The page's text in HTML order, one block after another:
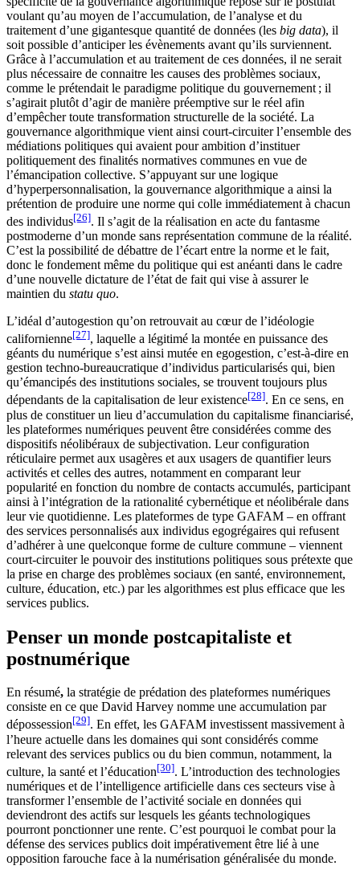
voulant qu’au moyen de l’accumulation, de l’analyse et du
traitement d’une gigantesque quantité de données (les big data), il
soit possible d’anticiper les évènements avant qu’ils surviennent.
Grâce à l’accumulation et au traitement de ces données, il ne serait
plus nécessaire de connaitre les causes des problèmes sociaux,
comme le prétendait le paradigme politique du gouvernement ; il
s’agirait plutôt d’agir de manière préemptive sur le réel afin
d’empêcher toute transformation structurelle de la société. La
gouvernance algorithmique vient ainsi court-circuiter l’ensemble des
médiations politiques qui avaient pour ambition d’instituer
politiquement des finalités normatives communes en vue de
l’émancipation collective. S’appuyant sur une logique
d’hyperpersonnalisation, la gouvernance algorithmique a ainsi la
prétention de produire une norme qui colle immédiatement à chacun
des individus[26]. Il s’agit de la réalisation en acte du fantasme
postmoderne d’un monde sans représentation commune de la réalité.
C’est la possibilité de débattre de l’écart entre la norme et le fait,
donc le fondement même du politique qui est anéanti dans le cadre
d’une nouvelle dictature de l’état de fait qui vise à assurer le
maintien du statu quo.
L’idéal d’autogestion qu’on retrouvait au cœur de l’idéologie
californienne[27], laquelle a légitimé la montée en puissance des
géants du numérique s’est ainsi mutée en egogestion, c’est-à-dire en
gestion techno-bureaucratique d’individus particularisés qui, bien
qu’émancipés des institutions sociales, se trouvent toujours plus
dépendants de la capitalisation de leur existence[28]. En ce sens, en
plus de constituer un lieu d’accumulation du capitalisme financiarisé,
les plateformes numériques peuvent être considérées comme des
dispositifs néolibéraux de subjectivation. Leur configuration
réticulaire permet aux usagères et aux usagers de quantifier leurs
activités et celles des autres, notamment en comparant leur
popularité en fonction du nombre de contacts accumulés, participant
ainsi à l’intégration de la rationalité cybernétique et néolibérale dans
leur vie quotidienne. Les plateformes de type GAFAM ‒ en offrant
des services personnalisés aux individus egogrégaires qui refusent
d’adhérer à une quelconque forme de culture commune ‒ viennent
court-circuiter le pouvoir des institutions politiques sous prétexte que
la prise en charge des problèmes sociaux (en santé, environnement,
culture, éducation, etc.) par les algorithmes est plus efficace que les
services publics.
Penser un monde postcapitaliste et
postnumérique
En résumé, la stratégie de prédation des plateformes numériques
consiste en ce que David Harvey nomme une accumulation par
dépossession[29]. En effet, les GAFAM investissent massivement à
l’heure actuelle dans les domaines qui sont considérés comme
relevant des services publics ou du bien commun, notamment, la
culture, la santé et l’éducation[30]. L’introduction des technologies
numériques et de l’intelligence artificielle dans ces secteurs vise à
transformer l’ensemble de l’activité sociale en données qui
deviendront des actifs sur lesquels les géants technologiques
pourront ponctionner une rente. C’est pourquoi le combat pour la
défense des services publics doit impérativement être lié à une
opposition farouche face à la numérisation généralisée du monde.